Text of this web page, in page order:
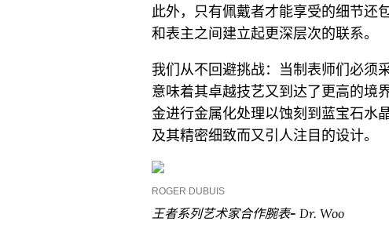
此外，只有佩戴者才能享受的细节还
和表主之间建立起更深层次的联系。
我们从不回避挑战：当制表师们必须
意味着其卓越技艺又到达了更高的境
金进行金属化处理以蚀刻到蓝宝石水
及其精密细致而又引人注目的设计。
ROGER DUBUIS
王者系列艺术家合作腕表- Dr. Woo